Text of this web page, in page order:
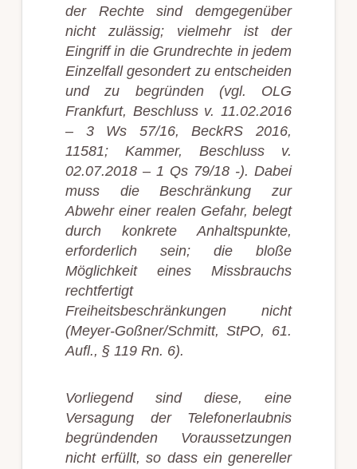
der Rechte sind demgegenüber
nicht zulässig; vielmehr ist der
Eingriff in die Grundrechte in jedem
Einzelfall gesondert zu entscheiden
und zu begründen (vgl. OLG
Frankfurt, Beschluss v. 11.02.2016
– 3 Ws 57/16, BeckRS 2016,
11581; Kammer, Beschluss v.
02.07.2018 – 1 Qs 79/18 -). Dabei
muss die Beschränkung zur
Abwehr einer realen Gefahr, belegt
durch konkrete Anhaltspunkte,
erforderlich sein; die bloße
Möglichkeit eines Missbrauchs
rechtfertigt
Freiheitsbeschränkungen nicht
(Meyer-Goßner/Schmitt, StPO, 61.
Aufl., § 119 Rn. 6).
Vorliegend sind diese, eine
Versagung der Telefonerlaubnis
begründenden Voraussetzungen
nicht erfüllt, so dass ein genereller